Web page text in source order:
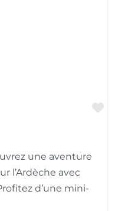
une aventure
l’Ardèche avec
d’une mini-